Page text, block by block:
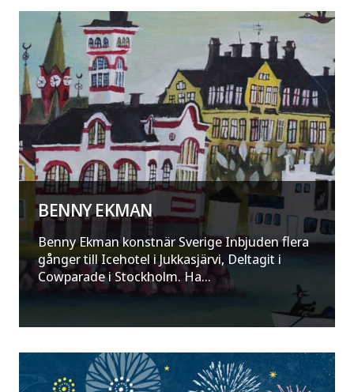
BENNY EKMAN
Benny Ekman konstnär Sverige Inbjuden flera
gånger till Icehotel i Jukkasjärvi, Deltagit i
Cowparade i Stockholm. Ha...